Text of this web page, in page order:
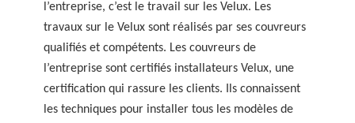
l’entreprise, c’est le travail sur les Velux. Les
travaux sur le Velux sont réalisés par ses couvreurs
qualifiés et compétents. Les couvreurs de
l’entreprise sont certifiés installateurs Velux, une
certification qui rassure les clients. Ils connaissent
les techniques pour installer tous les modèles de